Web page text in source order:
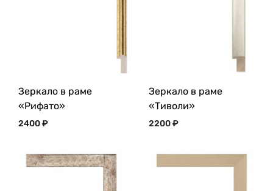
Зеркало в раме
«Рифато»
2400₽
Зеркало в раме
«Тиволи»
2200₽